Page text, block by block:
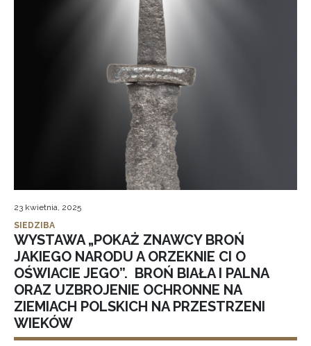
23 kwietnia, 2025
SIEDZIBA
WYSTAWA „POKAŻ ZNAWCY BROŃ
JAKIEGO NARODU A ORZEKNIE CI O
OŚWIACIE JEGO”. BROŃ BIAŁA I PALNA
ORAZ UZBROJENIE OCHRONNE NA
ZIEMIACH POLSKICH NA PRZESTRZENI
WIEKÓW